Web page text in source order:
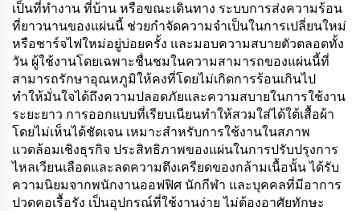
เป็นที่ทำงาน ที่บ้าน หรือขณะเดินทาง ระบบการส่งความร้อน
ที่ยาวนานของแผ่นนี้ ช่วยกำจัดความจำเป็นในการเปลี่ยนใหม่
หรือชาร์จไฟใหม่อยู่บ่อยครั้ง และมอบความสบายตัวตลอดทั้ง
วัน ผู้ใช้งานโดยเฉพาะชื่นชมในความสามารถของแผ่นนี้ที่
สามารถรักษาอุณหภูมิให้คงที่โดยไม่เกิดการร้อนเกินไป
ทำให้มั่นใจได้ถึงความปลอดภัยและความสบายในการใช้งาน
ระยะยาว การออกแบบที่เรียบเนียนทำให้สวมใส่ได้ใต้เสื้อผ้า
โดยไม่เห็นได้ชัดเจน เหมาะสำหรับการใช้งานในสภาพ
แวดล้อมเชิงธุรกิจ ประสิทธิภาพของแผ่นในการปรับปรุงการ
ไหลเวียนเลือดและลดความตึงเครียดของกล้ามเนื้อนั้น ได้รับ
ความนิยมจากพนักงานออฟฟิศ นักกีฬา และบุคคลที่มีอาการ
ปวดคอเรื้อรัง เป็นอุปกรณ์ที่ใช้งานง่าย ไม่ต้องอาศัยทักษะ